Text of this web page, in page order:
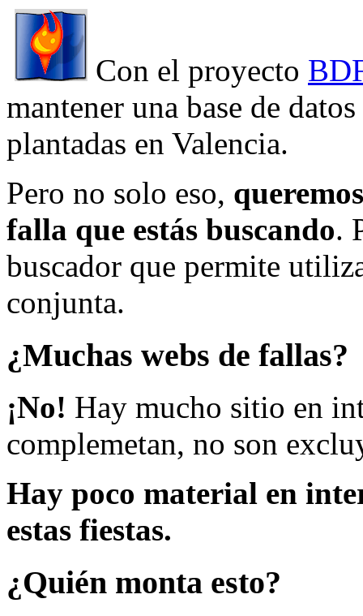
Con el proyecto
mantener una base de
plantadas en Valencia.
Pero no solo eso,
falla que estás buscando.
buscador que permite
conjunta.
¿Muchas webs de fallas?
¡No! Hay mucho sitio en
complemetan, no son
Hay poco material en
estas fiestas.
¿Quién monta esto?